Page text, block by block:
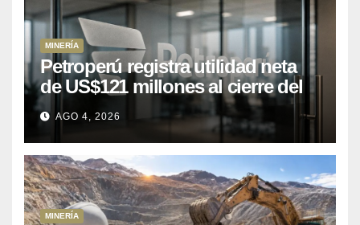
MINERÍA
Petroperú registra utilidad neta
de US$121 millones al cierre del
primer semestre 2026
AGO 4, 2026
MINERÍA